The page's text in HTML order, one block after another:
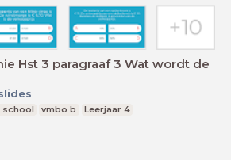
Hst 3 paragraaf 3 Wat wordt de
school vmbo b Leerjaar 4